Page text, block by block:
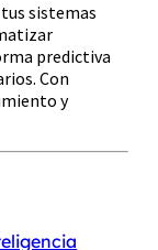
sistemas
predictiva
Con
y